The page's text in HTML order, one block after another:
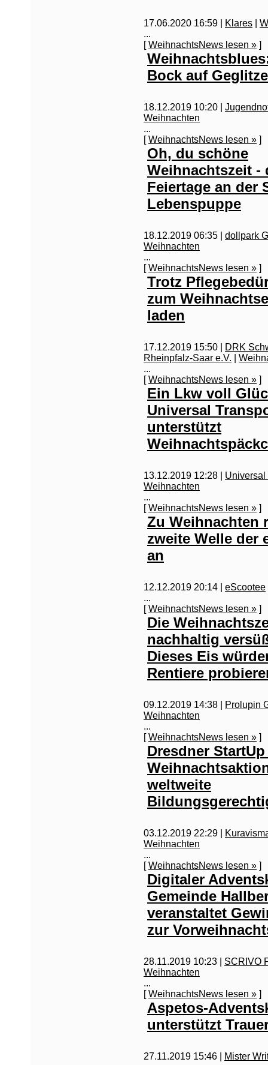
17.06.2020 16:59 | Klares
...
[WeihnachtsNews lesen » ]
Bock auf
18.12.2019 10:20 |
Weihnachten
...
[WeihnachtsNews lesen » ]
Oh, du schöne
Weihnachtszeit -
Feiertage an der
Lebenspuppe
18.12.2019 06:35 | dollpark
Weihnachten
...
[WeihnachtsNews lesen » ]
Trotz
zum
laden
17.12.2019 15:50 |
DRK
Rheinpfalz-Saar e.V.
...
[WeihnachtsNews lesen » ]
Ein Lkw voll
Universal
unterstützt
13.12.2019 12:28 | Universal
Weihnachten
...
[WeihnachtsNews lesen » ]
Zu Weihnachten
zweite Welle der
an
12.12.2019 20:14 | eScootee
...
[WeihnachtsNews lesen » ]
Die
nachhaltig
Dieses Eis
Rentiere
09.12.2019 14:38 |
Prolupin
Weihnachten
...
[WeihnachtsNews lesen » ]
Dresdner
weltweite
03.12.2019 22:29 |
Weihnachten
...
[WeihnachtsNews lesen » ]
Digitaler
Gemeinde
veranstaltet
zur
28.11.2019 10:23 | SCRIVO
Weihnachten
...
[WeihnachtsNews lesen » ]
Aspetos-
unterstützt
27.11.2019 15:46 |
Mister